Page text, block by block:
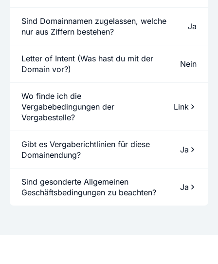
Sind Domainnamen zugelassen, welche
nur aus Ziffern bestehen?
Ja
Letter of Intent (Was hast du mit der
Domain vor?)
Nein
Wo finde ich die
Vergabebedingungen der
Vergabestelle?
Link
Gibt es Vergaberichtlinien für diese
Domainendung?
Ja
Sind gesonderte Allgemeinen
Geschäftsbedingungen zu beachten?
Ja